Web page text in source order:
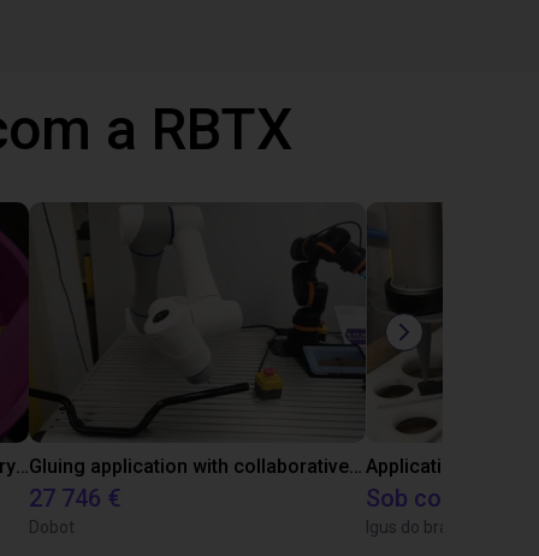
a RBTX
Separating parts with RBTX vibratory feeder Gluing application with collaborative robot
27 746 €
Dobot
Application of
Sob consulta
Igus do brasil